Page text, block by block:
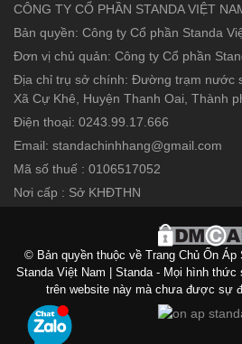
CÔNG TY CỔ PHẦN STANDA VIỆT
Bản quyền: Công ty Cổ phần Standa
Đơn vị chủ quản: Công ty Cổ phần
Địa chỉ trụ sở chính: Đường trạm nước
Xã Cự Khê, Huyện Thanh Oai, Thành
Điện thoại: 0243.99.17.666
Email: standachinhhang@gmail.com
Mã số thuế : 0106517052
Nơi cấp : Sở KHĐTHN
© Bản quyền thuộc về Trang Chủ Ổn Áp
Standa Việt Nam | Standa - Mọi hình thức
trên website này mà chưa được sự